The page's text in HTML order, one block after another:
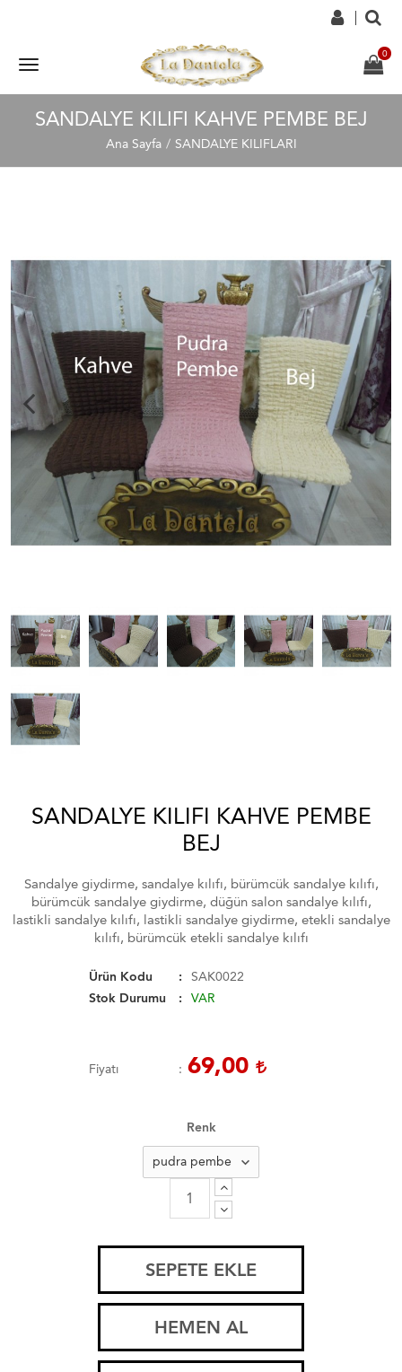
SANDALYE KILIFI KAHVE PEMBE BEJ
Ana Sayfa SANDALYE KILIFLARI
SANDALYE KILIFI KAHVE PEMBE
BEJ
Sandalye giydirme, sandalye kılıfı, bürümcük sandalye kılıfı,
bürümcük sandalye giydirme, düğün salon sandalye kılıfı,
lastikli sandalye kılıfı, lastikli sandalye giydirme, etekli sandalye
kılıfı, bürümcük etekli sandalye kılıfı
Ürün Kodu
SAK0022
Stok Durumu
VAR
Fiyatı 69,00
Renk
SEPETE EKLE
HEMEN AL